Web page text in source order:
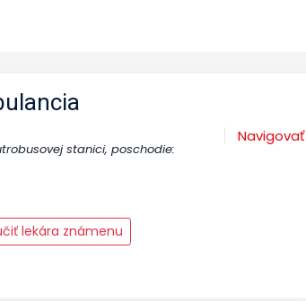
stanici, poschodie:
lekára známenu
Navigovať